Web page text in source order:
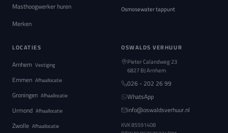
Masthoogwerker huren
Merken
Osmosewater tappunt
LOCATIES
Arnhem Vestiging
Emmen Afhaallocatie
Groningen Afhaallocatie
Urmond Afhaallocatie
Zwolle Afhaallocatie
OSWALDS VERHUUR
Pieter Calandweg 23
6827 BJ Arnhem
026 - 202 26 99
WhatsApp
info@oswaldsverhuur.nl
KVK 85591408